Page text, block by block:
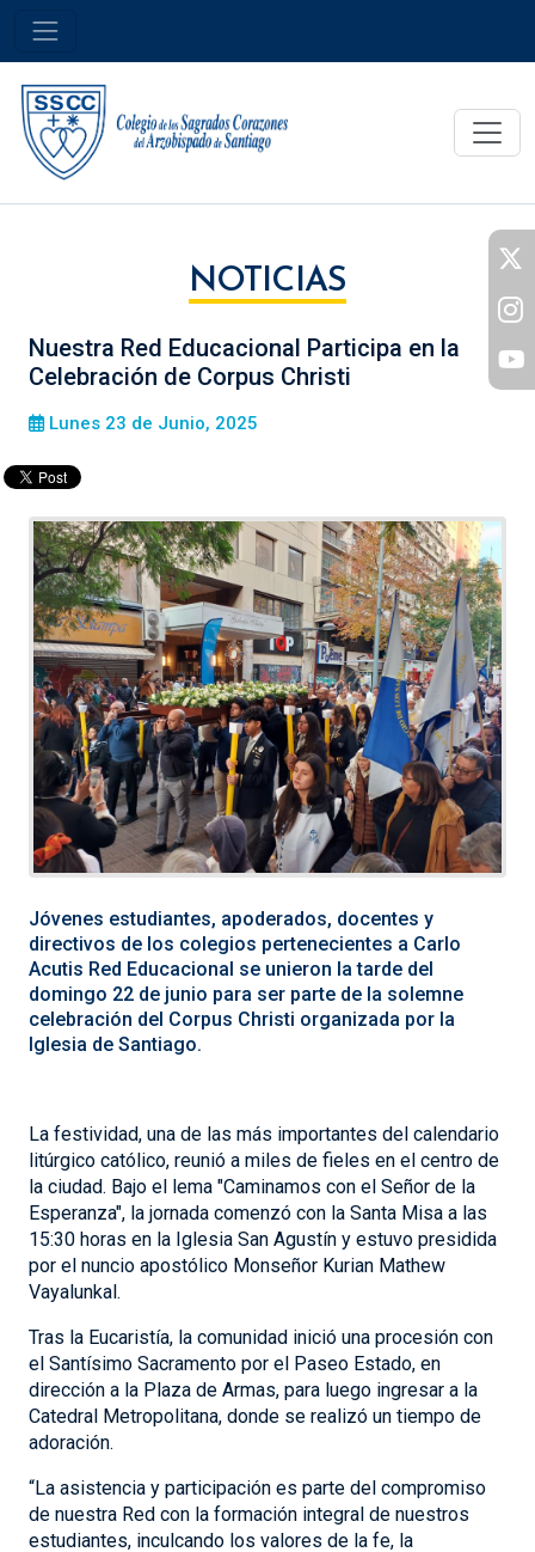
NOTICIAS
Nuestra Red Educacional Participa en la
Celebración de Corpus Christi
Lunes 23 de Junio, 2025
Jóvenes estudiantes, apoderados, docentes y
directivos de los colegios pertenecientes a Carlo
Acutis Red Educacional se unieron la tarde del
domingo 22 de junio para ser parte de la solemne
celebración del Corpus Christi organizada por la
Iglesia de Santiago.
La festividad, una de las más importantes del calendario
litúrgico católico, reunió a miles de fieles en el centro de
la ciudad. Bajo el lema "Caminamos con el Señor de la
Esperanza", la jornada comenzó con la Santa Misa a las
15:30 horas en la Iglesia San Agustín y estuvo presidida
por el nuncio apostólico Monseñor Kurian Mathew
Vayalunkal.
Tras la Eucaristía, la comunidad inició una procesión con
el Santísimo Sacramento por el Paseo Estado, en
dirección a la Plaza de Armas, para luego ingresar a la
Catedral Metropolitana, donde se realizó un tiempo de
adoración.
“La asistencia y participación es parte del compromiso
de nuestra Red con la formación integral de nuestros
estudiantes, inculcando los valores de la fe, la